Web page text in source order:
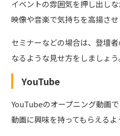
イベントの雰囲気を押し出し
映像や音楽で気持ちを高揚させ
セミナーなどの場合は、登壇
なるような見せ方をしましょう
YouTube
YouTubeのオープニング動画
動画に興味を持ってもらえるよ